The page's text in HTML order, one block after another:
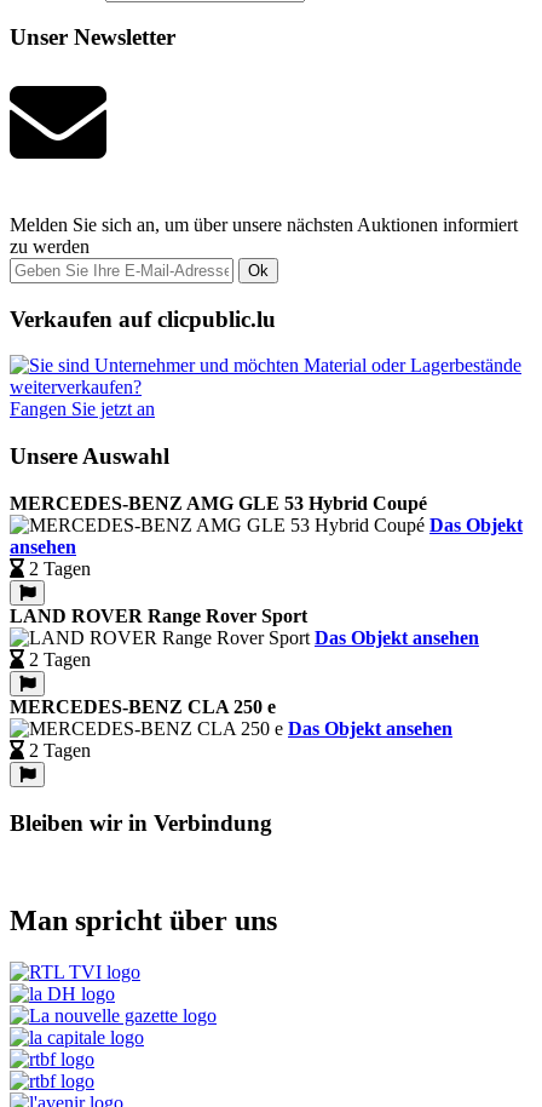
Unser Newsletter
Melden Sie sich an, um über unsere nächsten Auktionen informiert
zu werden
Ok
Verkaufen auf clicpublic.lu
Fangen Sie jetzt an
Unsere Auswahl
MERCEDES-BENZ AMG GLE 53 Hybrid Coupé
Das Objekt
ansehen
2 Tagen
LAND ROVER Range Rover Sport
Das Objekt ansehen
2 Tagen
MERCEDES-BENZ CLA 250 e
Das Objekt ansehen
2 Tagen
Bleiben wir in Verbindung
Man spricht über uns